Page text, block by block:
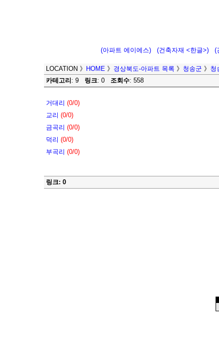
(아파트 에이에스) (건축자재 <한글>) (
LOCATION 》 HOME 》 경상북도-아파트 목록 》 청송군 》 청
카테고리 : 9 링크: 0 조회수: 558
거대리 (0/0)
교리 (0/0)
금곡리 (0/0)
덕리 (0/0)
부곡리 (0/0)
링크: 0